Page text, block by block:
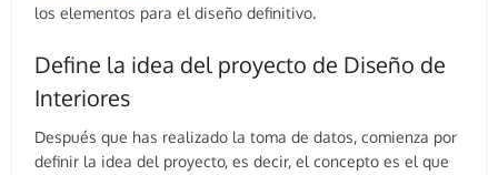
los elementos para el diseño definitivo.
Define la idea del proyecto de Diseño de
Interiores
Después que has realizado la toma de datos, comienza por
definir la idea del proyecto, es decir, el concepto es el que